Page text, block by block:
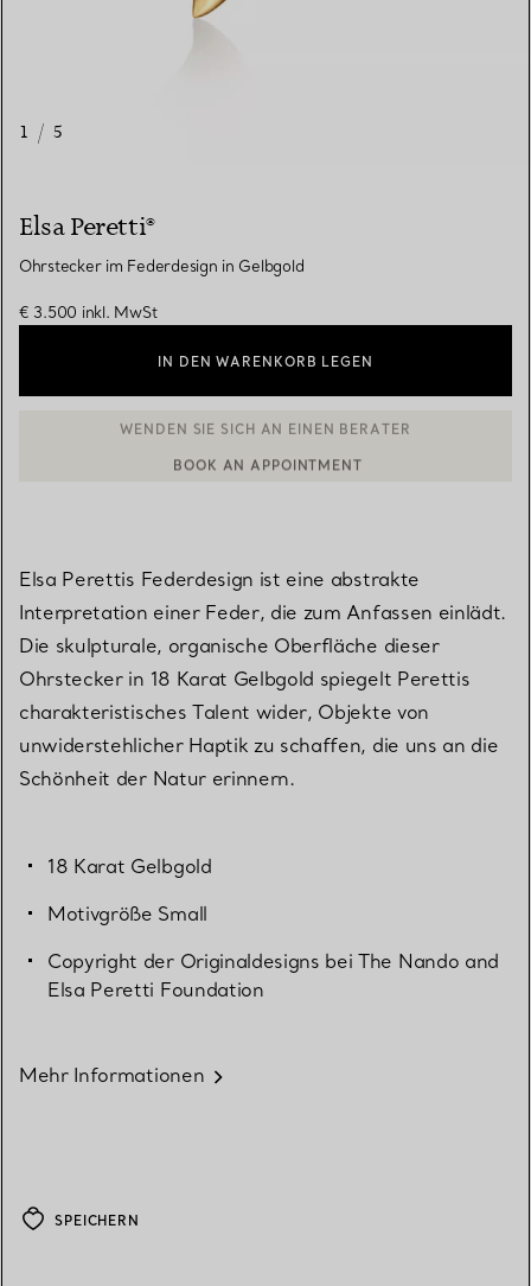
1 / 5
Elsa Peretti®
Ohrstecker im Federdesign in Gelbgold
€ 3.500 inkl. MwSt
IN DEN WARENKORB LEGEN
Elsa Perettis Federdesign ist eine abstrakte
Interpretation einer Feder, die zum Anfassen einlädt.
Die skulpturale, organische Oberfläche dieser
Ohrstecker in 18 Karat Gelbgold spiegelt Perettis
charakteristisches Talent wider, Objekte von
unwiderstehlicher Haptik zu schaffen, die uns an die
Schönheit der Natur erinnern.
18 Karat Gelbgold
Motivgröße Small
Copyright der Originaldesigns bei The Nando and
Elsa Peretti Foundation
Mehr Informationen
SPEICHERN